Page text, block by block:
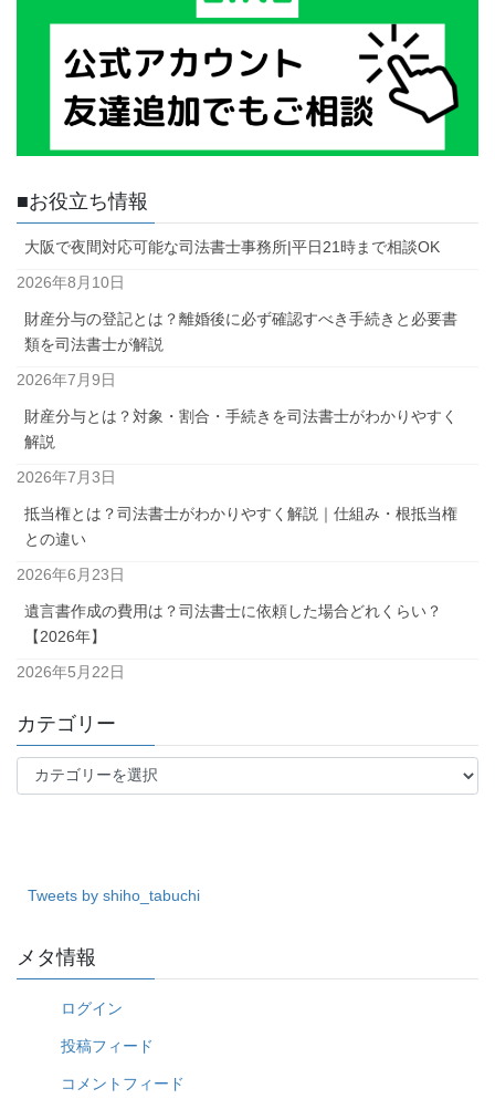
■お役立ち情報
大阪で夜間対応可能な司法書士事務所|平日21時まで相談OK
2026年8月10日
財産分与の登記とは？離婚後に必ず確認すべき手続きと必要書
類を司法書士が解説
2026年7月9日
財産分与とは？対象・割合・手続きを司法書士がわかりやすく
解説
2026年7月3日
抵当権とは？司法書士がわかりやすく解説｜仕組み・根抵当権
との違い
2026年6月23日
遺言書作成の費用は？司法書士に依頼した場合どれくらい？
【2026年】
2026年5月22日
カテゴリー
テ
Tweets by shiho_tabuchi
メタ情報
ログイン
投稿フィード
コメントフィード